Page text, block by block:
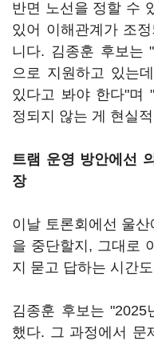
반면 노선을 정할 수
있어 이해관계가 조
니다. 김종훈 후보는
으로 지원하고 있는
있다고 봐야 한다"며
정되지 않는 게 현실
트램 운영 방안에선
장
이날 토론회에선 울
을 중단할지, 그대로
지 묻고 답하는 시간
김종훈 후보는 "2025
했다. 그 과정에서 문